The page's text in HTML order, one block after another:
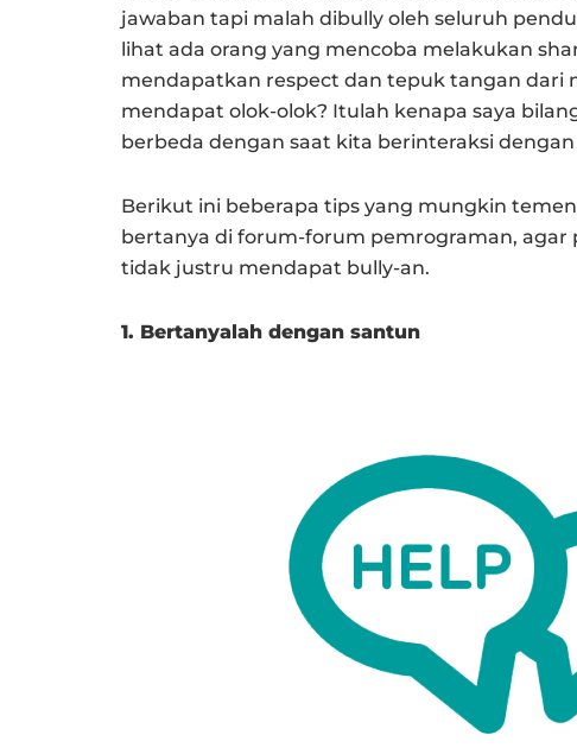
jawaban tapi malah dibully oleh seluruh
lihat ada orang yang mencoba melakukan
mendapatkan respect dan tepuk tangan dari
mendapat olok-olok? Itulah kenapa saya
berbeda dengan saat kita berinteraksi dengan
Berikut ini beberapa tips yang mungkin
bertanya di forum-forum pemrograman, agar
tidak justru mendapat bully-an.
1. Bertanyalah dengan santun